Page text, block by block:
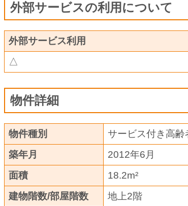
外部サービスの利用について
外部サービス利用
△
物件詳細
物件種別
サービス付き高齢
築年月
2012年6月
面積
18.2m²
建物階数/部屋階数
地上2階